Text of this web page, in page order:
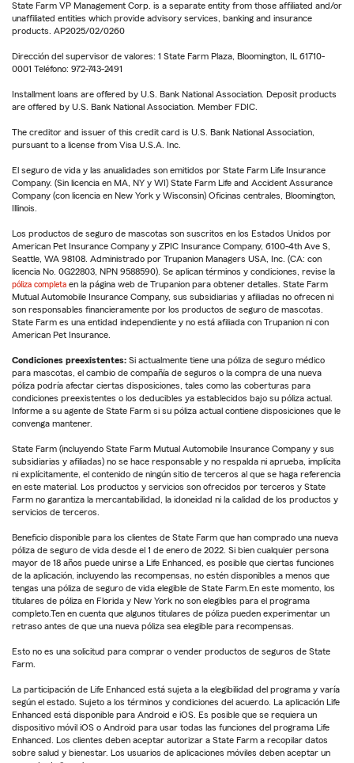
State Farm VP Management Corp. is a separate entity from those affiliated and/or
unaffiliated entities which provide advisory services, banking and insurance
products. AP2025/02/0260
Dirección del supervisor de valores: 1 State Farm Plaza, Bloomington, IL 61710-
0001 Teléfono: 972-743-2491
Installment loans are offered by U.S. Bank National Association. Deposit products
are offered by U.S. Bank National Association. Member FDIC.
The creditor and issuer of this credit card is U.S. Bank National Association,
pursuant to a license from Visa U.S.A. Inc.
El seguro de vida y las anualidades son emitidos por State Farm Life Insurance
Company. (Sin licencia en MA, NY y WI) State Farm Life and Accident Assurance
Company (con licencia en New York y Wisconsin) Oficinas centrales, Bloomington,
Illinois.
Los productos de seguro de mascotas son suscritos en los Estados Unidos por
American Pet Insurance Company y ZPIC Insurance Company, 6100-4th Ave S,
Seattle, WA 98108. Administrado por Trupanion Managers USA, Inc. (CA: con
licencia No. 0G22803, NPN 9588590). Se aplican términos y condiciones, revise la
póliza completa en la página web de Trupanion para obtener detalles. State Farm
Mutual Automobile Insurance Company, sus subsidiarias y afiliadas no ofrecen ni
son responsables financieramente por los productos de seguro de mascotas.
State Farm es una entidad independiente y no está afiliada con Trupanion ni con
American Pet Insurance.
Condiciones preexistentes: Si actualmente tiene una póliza de seguro médico
para mascotas, el cambio de compañía de seguros o la compra de una nueva
póliza podría afectar ciertas disposiciones, tales como las coberturas para
condiciones preexistentes o los deducibles ya establecidos bajo su póliza actual.
Informe a su agente de State Farm si su póliza actual contiene disposiciones que le
convenga mantener.
State Farm (incluyendo State Farm Mutual Automobile Insurance Company y sus
subsidiarias y afiliadas) no se hace responsable y no respalda ni aprueba, implícita
ni explícitamente, el contenido de ningún sitio de terceros al que se haga referencia
en este material. Los productos y servicios son ofrecidos por terceros y State
Farm no garantiza la mercantabilidad, la idoneidad ni la calidad de los productos y
servicios de terceros.
Beneficio disponible para los clientes de State Farm que han comprado una nueva
póliza de seguro de vida desde el 1 de enero de 2022. Si bien cualquier persona
mayor de 18 años puede unirse a Life Enhanced, es posible que ciertas funciones
de la aplicación, incluyendo las recompensas, no estén disponibles a menos que
tengas una póliza de seguro de vida elegible de State Farm.En este momento, los
titulares de póliza en Florida y New York no son elegibles para el programa
completo.Ten en cuenta que algunos titulares de póliza pueden experimentar un
retraso antes de que una nueva póliza sea elegible para recompensas.
Esto no es una solicitud para comprar o vender productos de seguros de State
Farm.
La participación de Life Enhanced está sujeta a la elegibilidad del programa y varía
según el estado. Sujeto a los términos y condiciones del acuerdo. La aplicación Life
Enhanced está disponible para Android e iOS. Es posible que se requiera un
dispositivo móvil iOS o Android para usar todas las funciones del programa Life
Enhanced. Los clientes deben aceptar autorizar a State Farm a recopilar datos
sobre salud y bienestar. Los usuarios de aplicaciones móviles deben aceptar un